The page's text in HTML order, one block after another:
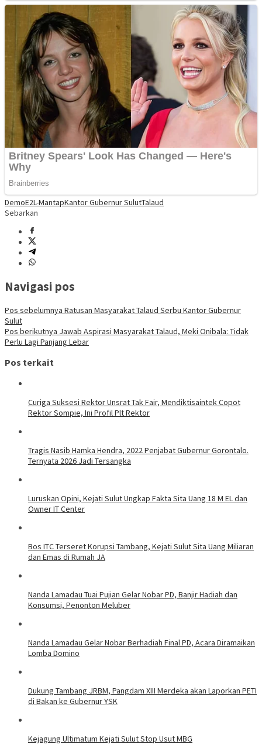
DemoE2L-MantapKantor Gubernur SulutTalaud
Sebarkan
Navigasi pos
Pos sebelumnya Ratusan Masyarakat Talaud Serbu Kantor Gubernur
Sulut
Pos berikutnya Jawab Aspirasi Masyarakat Talaud, Meki Onibala: Tidak
Perlu Lagi Panjang Lebar
Pos terkait
Curiga Suksesi Rektor Unsrat Tak Fair, Mendiktisaintek Copot
Rektor Sompie, Ini Profil Plt Rektor
Tragis Nasib Hamka Hendra, 2022 Penjabat Gubernur Gorontalo.
Ternyata 2026 Jadi Tersangka
Luruskan Opini, Kejati Sulut Ungkap Fakta Sita Uang 18 M EL dan
Owner IT Center
Bos ITC Terseret Korupsi Tambang, Kejati Sulut Sita Uang Miliaran
dan Emas di Rumah JA
Nanda Lamadau Tuai Pujian Gelar Nobar PD, Banjir Hadiah dan
Konsumsi, Penonton Meluber
Nanda Lamadau Gelar Nobar Berhadiah Final PD, Acara Diramaikan
Lomba Domino
Dukung Tambang JRBM, Pangdam XIII Merdeka akan Laporkan PETI
di Bakan ke Gubernur YSK
Kejagung Ultimatum Kejati Sulut Stop Usut MBG